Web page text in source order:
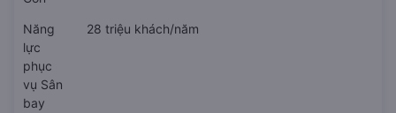
Năng
lực
phục
vụ Sân
bay
28 triệu khách/năm